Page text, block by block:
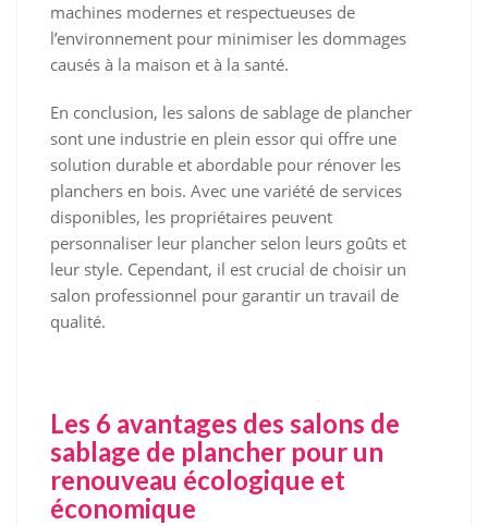
machines modernes et respectueuses de
l’environnement pour minimiser les dommages
causés à la maison et à la santé.
En conclusion, les salons de sablage de plancher
sont une industrie en plein essor qui offre une
solution durable et abordable pour rénover les
planchers en bois. Avec une variété de services
disponibles, les propriétaires peuvent
personnaliser leur plancher selon leurs goûts et
leur style. Cependant, il est crucial de choisir un
salon professionnel pour garantir un travail de
qualité.
Les 6 avantages des salons de
sablage de plancher pour un
renouveau écologique et
économique